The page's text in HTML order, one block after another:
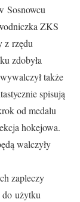
Sosnowcu
ZKS
z rzędu
zdobyła
także
spisują
od medalu
hokejowa.
walczyły
zapleczy
do użytku